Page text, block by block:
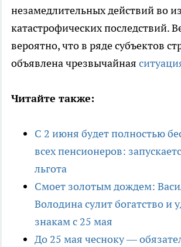
незамедлительных действий во
катастрофических последствий.
вероятно, что в ряде субъектов
объявлена чрезвычайная
Читайте также:
С 2 июня будет полностью
всех пенсионеров:
льгота
Смоет золотым дождем:
Володина сулит богатство и
знакам с 25 мая
До 25 мая чесноку —